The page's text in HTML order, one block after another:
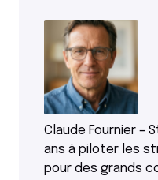
Claude Fournier –
ans à piloter les
pour des grands